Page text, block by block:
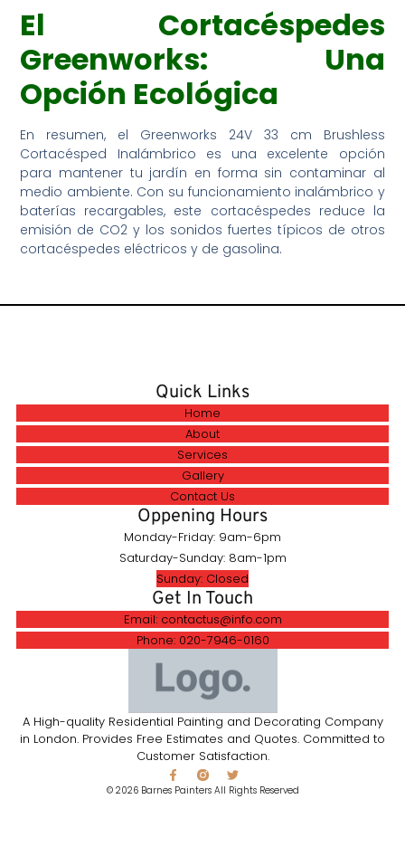
El Cortacéspedes
Greenworks: Una
Opción Ecológica
En resumen, el Greenworks 24V 33 cm Brushless
Cortacésped Inalámbrico es una excelente opción
para mantener tu jardín en forma sin contaminar al
medio ambiente. Con su funcionamiento inalámbrico y
baterías recargables, este cortacéspedes reduce la
emisión de CO2 y los sonidos fuertes típicos de otros
cortacéspedes eléctricos y de gasolina.
A High-quality Residential Painting and Decorating Company
in London. Provides Free Estimates and Quotes. Committed to
Customer Satisfaction.
© 2026 Barnes Painters All Rights Reserved
Quick Links
Home
About
Services
Gallery
Contact Us
Oppening Hours
Monday-Friday: 9am-6pm
Saturday-Sunday: 8am-1pm
Sunday: Closed
Get In Touch
Email: contactus@info.com
Phone: 020-7946-0160